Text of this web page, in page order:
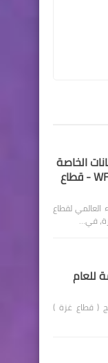
الخاصة
ببرنامج الغذاء العالمي WFP - قطاع
العالمي لقطاع
في…
للعام
( قطاع غزة )